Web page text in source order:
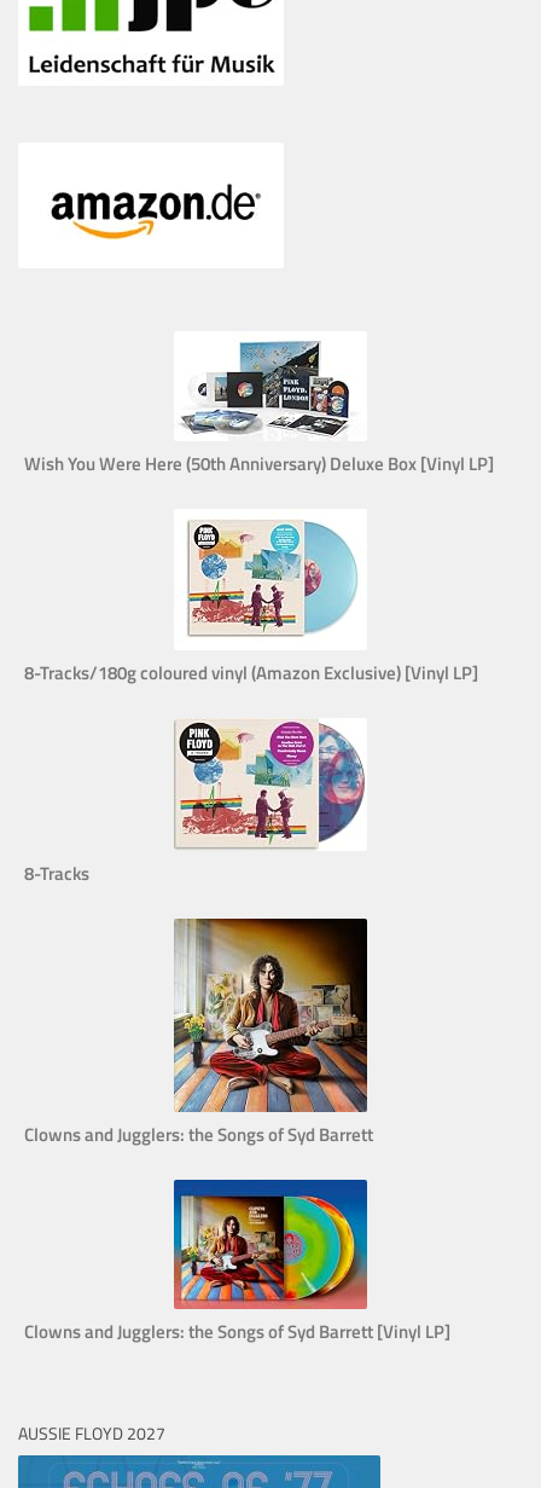
Wish You Were Here (50th Anniversary) Deluxe Box [Vinyl LP]
8-Tracks/180g coloured vinyl (Amazon Exclusive) [Vinyl LP]
8-Tracks
Clowns and Jugglers: the Songs of Syd Barrett
Clowns and Jugglers: the Songs of Syd Barrett [Vinyl LP]
AUSSIE FLOYD 2027